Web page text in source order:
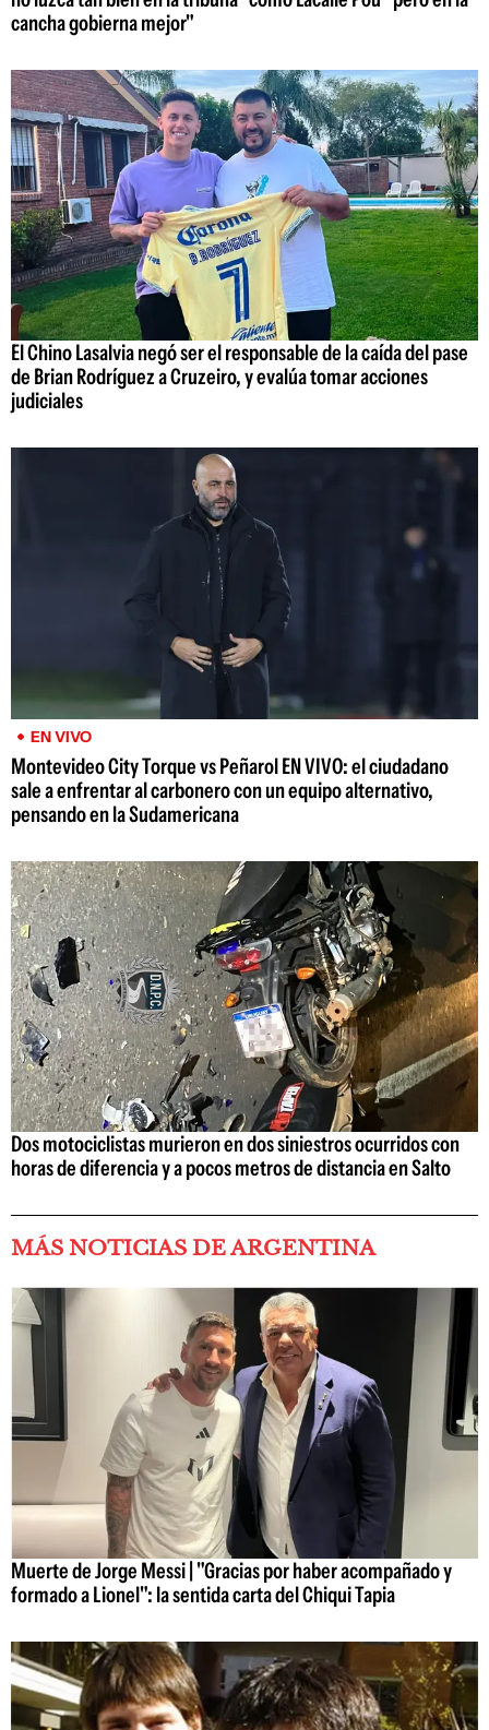
cancha gobierna mejor"
El Chino Lasalvia negó ser el responsable de la caída del pase
de Brian Rodríguez a Cruzeiro, y evalúa tomar acciones
judiciales
EN VIVO
Montevideo City Torque vs Peñarol EN VIVO: el ciudadano
sale a enfrentar al carbonero con un equipo alternativo,
pensando en la Sudamericana
Dos motociclistas murieron en dos siniestros ocurridos con
horas de diferencia y a pocos metros de distancia en Salto
MÁS NOTICIAS DE ARGENTINA
Muerte de Jorge Messi | "Gracias por haber acompañado y
formado a Lionel": la sentida carta del Chiqui Tapia